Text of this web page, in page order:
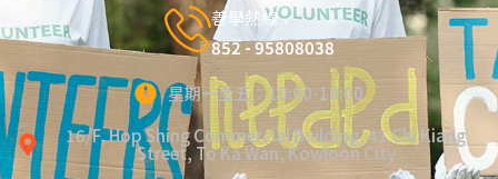
善學熱線：
852 - 95808038
星期一至五：10:00-18:00
16/F, Hop Shing Commercial Building, 41 Chi Kiang
Street, To Ka Wan, Kowloon City